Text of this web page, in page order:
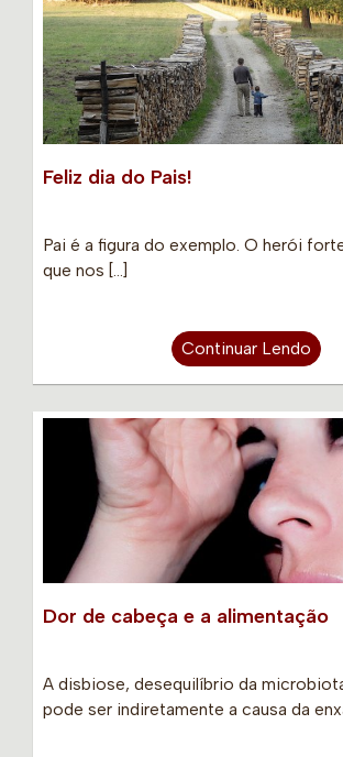
Feliz dia do Pais!
Pai é a figura do exemplo. O herói
que nos […]
Continuar Lendo
Dor de cabeça e a alimentação
A disbiose, desequilíbrio da
pode ser indiretamente a causa da